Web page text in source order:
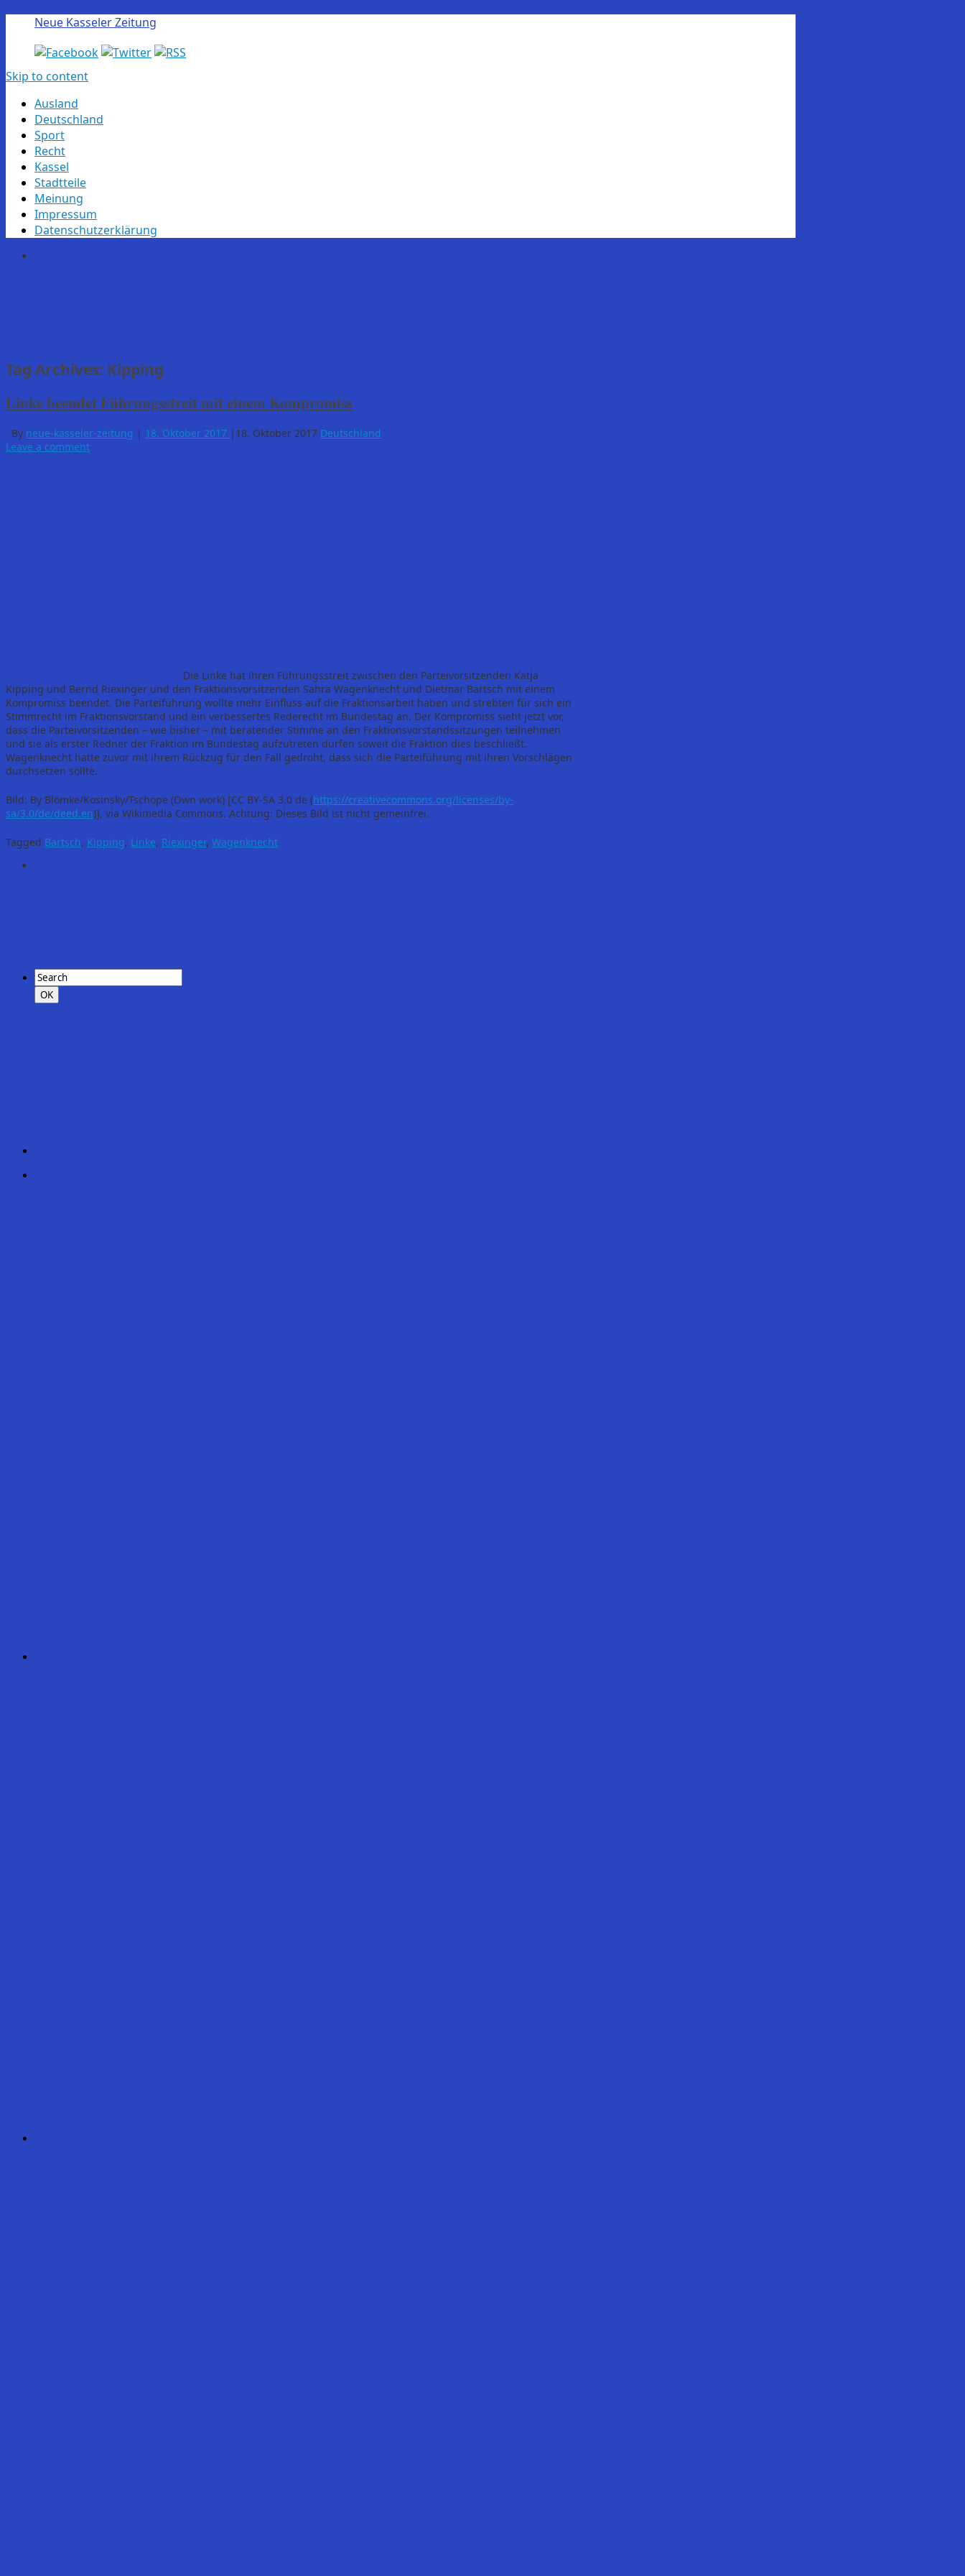
Neue Kasseler Zeitung
Skip to content
Ausland
Deutschland
Sport
Recht
Kassel
Stadtteile
Meinung
Impressum
Datenschutzerklärung
Tag Archives: Kipping
Linke beendet Führungsstreit mit einem Kompromiss
By neue-kasseler-zeitung | 18. Oktober 2017 | 18. Oktober 2017 Deutschland
Leave a comment
Die Linke hat ihren Führungsstreit zwischen den Parteivorsitzenden Katja
Kipping und Bernd Riexinger und den Fraktionsvorsitzenden Sahra Wagenknecht und Dietmar Bartsch mit einem
Kompromiss beendet. Die Parteiführung wollte mehr Einfluss auf die Fraktionsarbeit haben und strebten für sich ein
Stimmrecht im Fraktionsvorstand und ein verbessertes Rederecht im Bundestag an. Der Kompromiss sieht jetzt vor,
dass die Parteivorsitzenden – wie bisher – mit beratender Stimme an den Fraktionsvorstandssitzungen teilnehmen
und sie als erster Redner der Fraktion im Bundestag aufzutreten dürfen soweit die Fraktion dies beschließt.
Wagenknecht hatte zuvor mit ihrem Rückzug für den Fall gedroht, dass sich die Parteiführung mit ihren Vorschlägen
durchsetzen sollte.
Bild: By Blömke/Kosinsky/Tschöpe (Own work) [CC BY-SA 3.0 de (https://creativecommons.org/licenses/by-
sa/3.0/de/deed.en)], via Wikimedia Commons. Achtung: Dieses Bild ist nicht gemeinfrei.
Tagged Bartsch, Kipping, Linke, Riexinger, Wagenknecht